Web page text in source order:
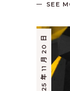
SEE
2025 年 11 月 20 日